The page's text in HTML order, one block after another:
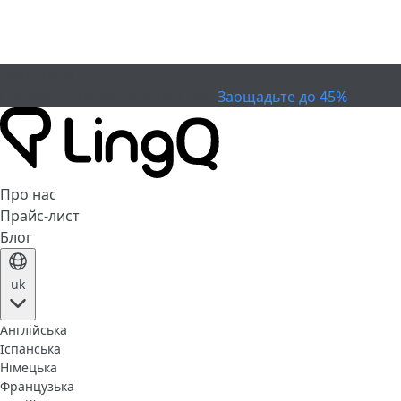
Заощадьте до 45%
Про нас
Прайс-лист
Блог
uk
Англійська
Іспанська
Німецька
Французька